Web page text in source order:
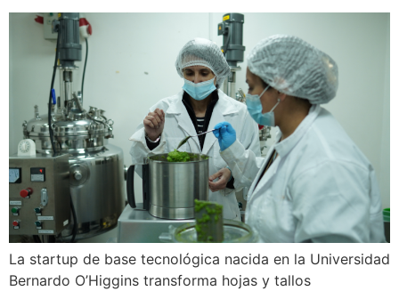
La startup de base tecnológica nacida en la Universidad
Bernardo O’Higgins transforma hojas y tallos